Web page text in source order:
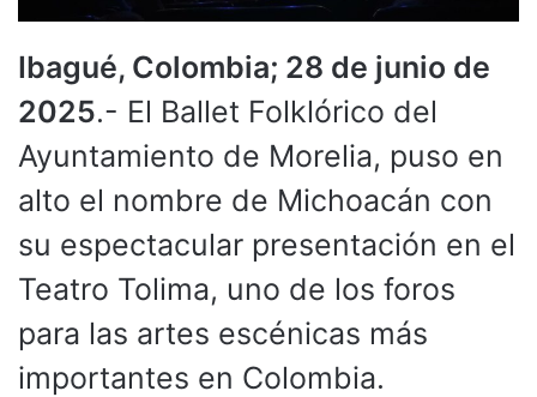
Ibagué, Colombia; 28 de junio de
2025.- El Ballet Folklórico del
Ayuntamiento de Morelia, puso en
alto el nombre de Michoacán con
su espectacular presentación en el
Teatro Tolima, uno de los foros
para las artes escénicas más
importantes en Colombia.